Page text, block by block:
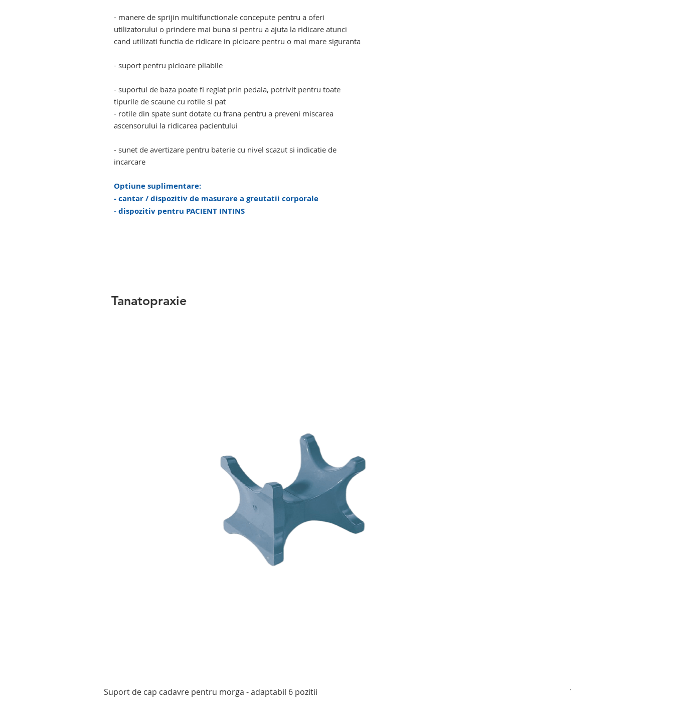
- manere de sprijin multifunctionale concepute pentru a oferi
utilizatorului o prindere mai buna si pentru a ajuta la ridicare atunci
cand utilizati functia de ridicare in picioare pentru o mai mare siguranta
- suport pentru picioare pliabile
- suportul de baza poate fi reglat prin pedala, potrivit pentru toate
tipurile de scaune cu rotile si pat
- rotile din spate sunt dotate cu frana pentru a preveni miscarea
ascensorului la ridicarea pacientului
- sunet de avertizare pentru baterie cu nivel scazut si indicatie de
incarcare
Optiune suplimentare:
- cantar / dispozitiv de masurare a greutatii corporale
- dispozitiv pentru PACIENT INTINS
Tanatopraxie
Afișare rapidă
Suport de cap cadavre pentru morga - adaptabil 6 pozitii Valiza de transport